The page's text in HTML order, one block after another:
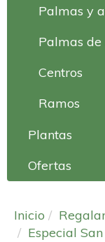
Palmas y
Palmas de
Centros
Ramos
Plantas
Ofertas
Inicio
Especial